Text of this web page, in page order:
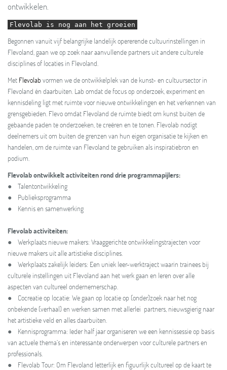
ontwikkelen.
Flevolab is nog aan het groeien
Begonnen vanuit vijf belangrijke landelijk opererende cultuurinstellingen in
Flevoland, gaan we op zoek naar aanvullende partners uit andere culturele
disciplines of locaties in Flevoland.
Met Flevolab vormen we de ontwikkelplek van de kunst- en cultuursector in
Flevoland én daarbuiten. Lab omdat de focus op onderzoek, experiment en
kennisdeling ligt met ruimte voor nieuwe ontwikkelingen en het verkennen van
grensgebieden. Flevo omdat Flevoland de ruimte biedt om kunst buiten de
gebaande paden te onderzoeken, te creëren en te tonen. Flevolab nodigt
deelnemers uit om buiten de grenzen van hun eigen organisatie te kijken en
handelen, om de ruimte van Flevoland te gebruiken als inspiratiebron en
podium.
Flevolab ontwikkelt activiteiten rond drie programmapijlers:
● Talentontwikkeling
● Publieksprogramma
● Kennis en samenwerking
Flevolab activiteiten:
● Werkplaats nieuwe makers: Vraaggerichte ontwikkelingstrajecten voor
nieuwe makers uit alle artistieke disciplines.
● Werkplaats zakelijk leiders: Een uniek leer-werktraject waarin trainees bij
culturele instellingen uit Flevoland aan het werk gaan en leren over alle
aspecten van cultureel ondernemerschap.
● Cocreatie op locatie: We gaan op locatie op (onder)zoek naar het nog
onbekende (verhaal) en werken samen met allerlei partners, nieuwsgierig naar
het artistieke veld en alles daarbuiten.
● Kennisprogramma: Ieder half jaar organiseren we een kennissessie op basis
van actuele thema’s en interessante onderwerpen voor culturele partners en
professionals.
● Flevolab Tour: Om Flevoland letterlijk en figuurlijk cultureel op de kaart te